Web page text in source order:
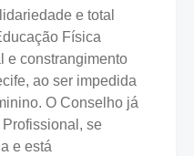
e total
Física
e constrangimento
ao ser impedida
O Conselho já
se
e está